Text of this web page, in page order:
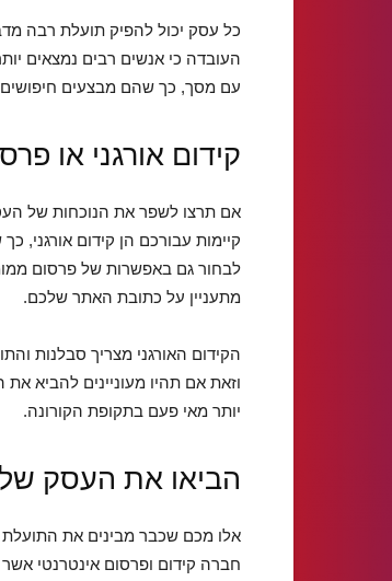
כל עסק יכול להפיק תועלת רבה
העובדה כי אנשים רבים נמצאים
עם מסך, כך שהם מבצעים
קידום אורגני או
אם תרצו לשפר את הנוכחות של
קיימות עבורכם הן קידום אורגני,
לבחור גם באפשרות של פרסום
מתעניין על כתובת האתר שלכם.
הקידום האורגני מצריך סבלנות
וזאת אם תהיו מעוניינים להביא
יותר מאי פעם בתקופת הקורונה.
הביאו את העסק
אלו מכם שכבר מבינים את התועלת
חברה קידום ופרסום אינטרנטי